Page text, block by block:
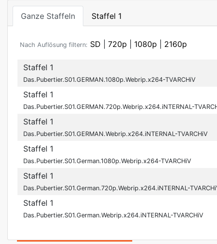
Ganze Staffeln Staffel 1
Nach Auflösung filtern: SD 720p 1080p 2160p
Staffel 1
Das.Pubertier.S01.GERMAN.1080p.Webrip.x264-TVARCHiV
Staffel 1
Das.Pubertier.S01.GERMAN.720p.Webrip.x264.iNTERNAL-
Staffel 1
Das.Pubertier.S01.GERMAN.Webrip.x264.iNTERNAL-TVARCHiV
Staffel 1
Das.Pubertier.S01.German.1080p.Webrip.x264-TVARCHiV
Staffel 1
Das.Pubertier.S01.German.720p.Webrip.x264.iNTERNAL-
Staffel 1
Das.Pubertier.S01.German.Webrip.x264.iNTERNAL-TVARCHiV